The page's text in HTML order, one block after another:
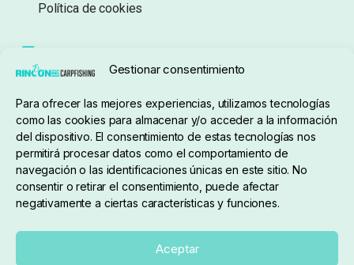
Gestionar consentimiento
Para ofrecer las mejores experiencias, utilizamos tecnologías
como las cookies para almacenar y/o acceder a la información
del dispositivo. El consentimiento de estas tecnologías nos
permitirá procesar datos como el comportamiento de
navegación o las identificaciones únicas en este sitio. No
consentir o retirar el consentimiento, puede afectar
negativamente a ciertas características y funciones.
Aceptar
Política de cookies
Sobre nosotros